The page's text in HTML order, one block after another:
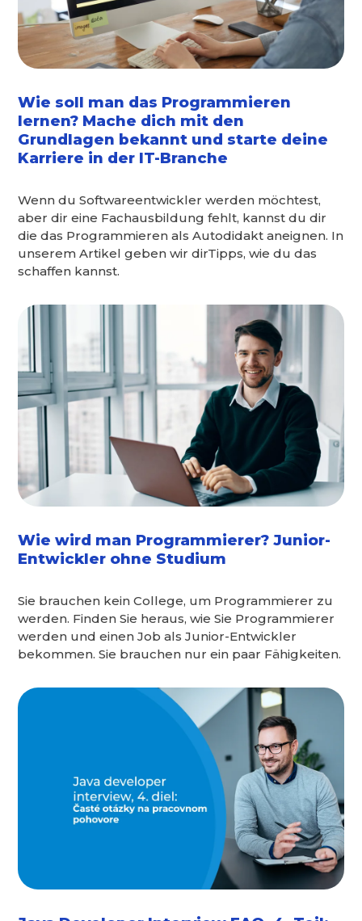
Wie soll man das Programmieren
lernen? Mache dich mit den
Grundlagen bekannt und starte deine
Karriere in der IT-Branche
Wenn du Softwareentwickler werden möchtest,
aber dir eine Fachausbildung fehlt, kannst du dir
die das Programmieren als Autodidakt aneignen. In
unserem Artikel geben wir dirTipps, wie du das
schaffen kannst.
Wie wird man Programmierer? Junior-
Entwickler ohne Studium
Sie brauchen kein College, um Programmierer zu
werden. Finden Sie heraus, wie Sie Programmierer
werden und einen Job als Junior-Entwickler
bekommen. Sie brauchen nur ein paar Fähigkeiten.